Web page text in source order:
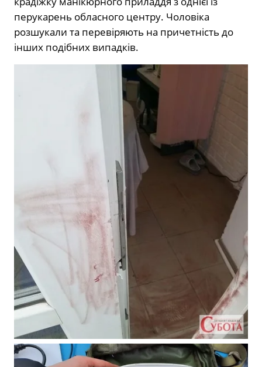
перукарень обласного центру. Чоловіка
розшукали та перевіряють на причетність до
інших подібних випадків.